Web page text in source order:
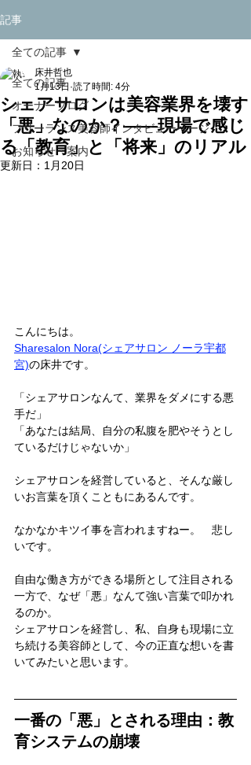
記事
全ての記事
オーナーブログ
フリーランス美容師インタビューページ
お知らせ・案内
全ての記事
シェアサロンは美容業界を壊す
「悪」なのか？――現場で感じ
る「教育」と「将来」のリアル
床井哲也
1月13日 読了時間: 4分
更新日： 1月20日
こんにちは。
Sharesalon Nora(シェアサロン ノーラ宇都
宮)の床井です。
「シェアサロンなんて、業界をダメにする悪
手だ」
「あなたは結局、自分の私腹を肥やそうとし
ているだけじゃないか」
シェアサロンを経営していると、そんな厳し
いお言葉を頂くこともにあるんです。
なかなかキツイ事を言われますねー。　悲し
いです。
自由な働き方ができる場所として注目される
一方で、なぜ「悪」なんて強い言葉で叩かれ
るのか。
シェアサロンを経営し、私、自身も現場に立
ち続ける美容師として、今の正直な想いを書
いてみたいと思います。
一番の「悪」とされる理由：教
育システムの崩壊